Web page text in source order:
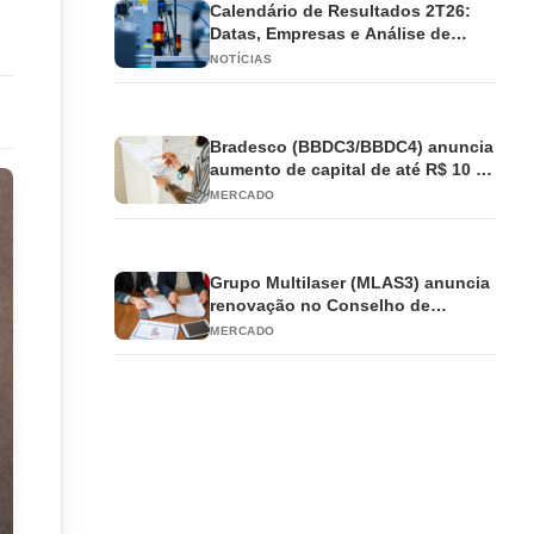
Calendário de Resultados 2T26:
Datas, Empresas e Análise de
Impacto
NOTÍCIAS
Bradesco (BBDC3/BBDC4) anuncia
aumento de capital de até R$ 10 bi
e antecipa JCP
MERCADO
Grupo Multilaser (MLAS3) anuncia
renovação no Conselho de
Administração
MERCADO